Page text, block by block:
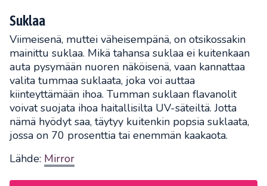
Suklaa
Viimeisenä, muttei väheisempänä, on otsikossakin
mainittu suklaa. Mikä tahansa suklaa ei kuitenkaan
auta pysymään nuoren näköisenä, vaan kannattaa
valita tummaa suklaata, joka voi auttaa
kiinteyttämään ihoa. Tumman suklaan flavanolit
voivat suojata ihoa haitallisilta UV-säteiltä. Jotta
nämä hyödyt saa, täytyy kuitenkin popsia suklaata,
jossa on 70 prosenttia tai enemmän kaakaota.
Lähde: Mirror